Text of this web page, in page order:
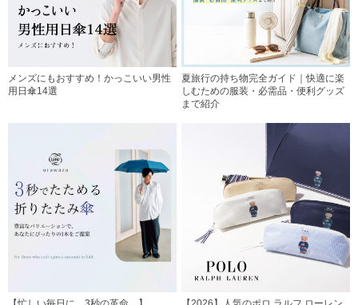
メンズにもおすすめ！かっこいい男性
用日傘14選
夏旅行の持ち物完全ガイド｜快適に楽
しむための服装・必需品・便利グッズ
まで紹介